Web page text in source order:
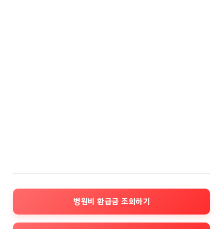
병원비 환급금 조회하기